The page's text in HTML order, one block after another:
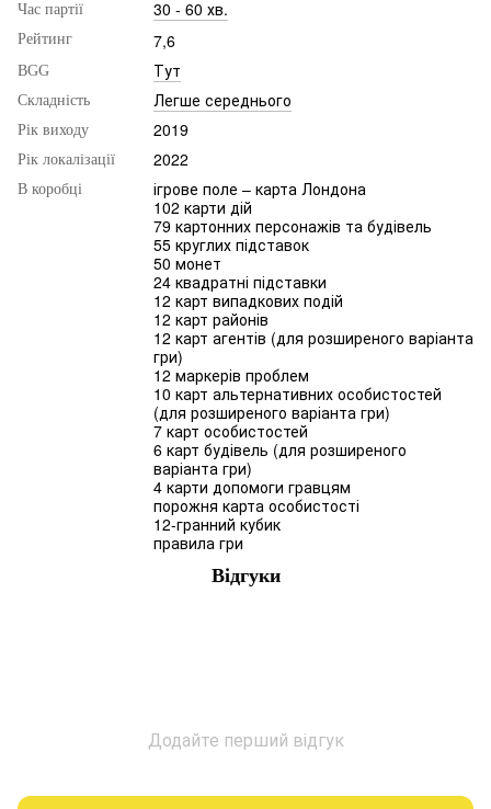
Час партії 30 - 60 хв.
Рейтинг 7,6
BGG Тут
Складність Легше середнього
Рік виходу 2019
Рік локалізації 2022
В коробці
ігрове поле – карта Лондона
102 карти дій
79 картонних персонажів та будівель
55 круглих підставок
50 монет
24 квадратні підставки
12 карт випадкових подій
12 карт районів
12 карт агентів (для розширеного варіанта
гри)
12 маркерів проблем
10 карт альтернативних особистостей
(для розширеного варіанта гри)
7 карт особистостей
6 карт будівель (для розширеного
варіанта гри)
4 карти допомоги гравцям
порожня карта особистості
12-гранний кубик
правила гри
Відгуки
Додайте перший відгук